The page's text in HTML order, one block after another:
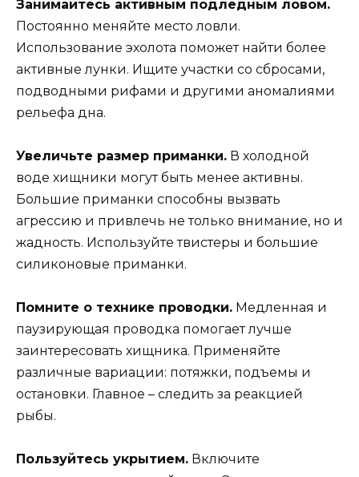
Занимайтесь активным подледным ловом.
Постоянно меняйте место ловли.
Использование эхолота поможет найти более
активные лунки. Ищите участки со сбросами,
подводными рифами и другими аномалиями
рельефа дна.
Увеличьте размер приманки. В холодной
воде хищники могут быть менее активны.
Большие приманки способны вызвать
агрессию и привлечь не только внимание, но и
жадность. Используйте твистеры и большие
силиконовые приманки.
Помните о технике проводки. Медленная и
паузирующая проводка помогает лучше
заинтересовать хищника. Применяйте
различные вариации: потяжки, подъемы и
остановки. Главное – следить за реакцией
рыбы.
Пользуйтесь укрытием. Включите